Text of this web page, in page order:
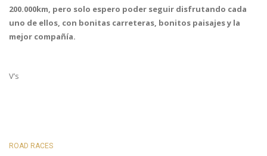
200.000km, pero solo espero poder seguir disfrutando cada
uno de ellos, con bonitas carreteras, bonitos paisajes y la
mejor compañía.
V’s
ROAD RACES